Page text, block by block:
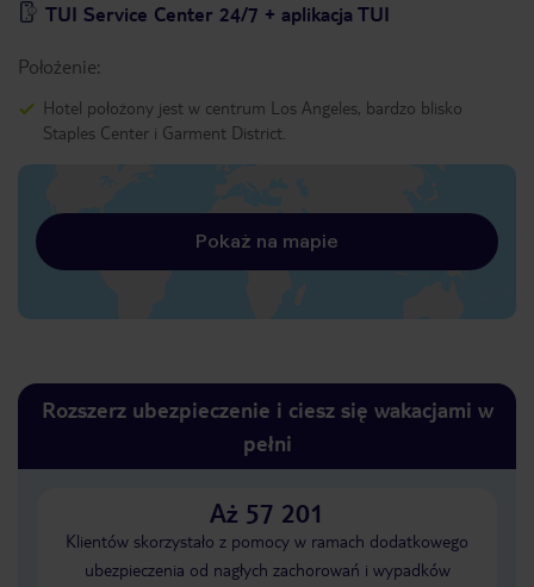
TUI Service Center 24/7 + aplikacja TUI
Położenie:
Hotel położony jest w centrum Los Angeles, bardzo blisko
Staples Center i Garment District.
Pokaż na mapie
Rozszerz ubezpieczenie i ciesz się wakacjami w
pełni
Aż 57 201
Klientów skorzystało z pomocy w ramach dodatkowego
ubezpieczenia od nagłych zachorowań i wypadków